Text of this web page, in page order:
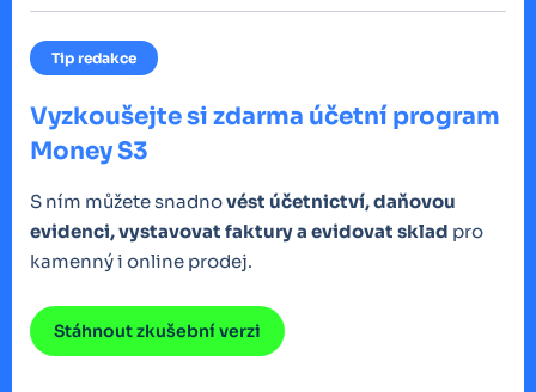
Tip redakce
Vyzkoušejte si zdarma účetní program
Money S3
S ním můžete snadnovést účetnictví, daňovou
evidenci, vystavovat faktury a evidovat sklad pro
kamenný i online prodej.
Stáhnout zkušební verzi